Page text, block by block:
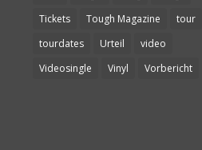
Tickets
Tough Magazine
tour
tourdates
Urteil
video
Videosingle
Vinyl Vorbericht